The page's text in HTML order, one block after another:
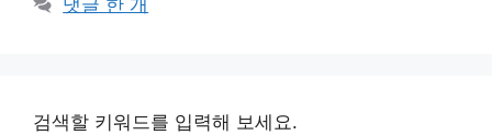
댓글 한 개
검색할 키워드를 입력해 보세요.